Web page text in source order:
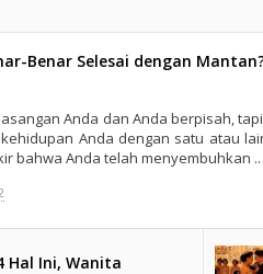
Benar Selesai dengan
Anda dan Anda berpisah,
Anda dengan satu atau
bahwa Anda telah menyembuhkan ..
Hal Ini, Wanita